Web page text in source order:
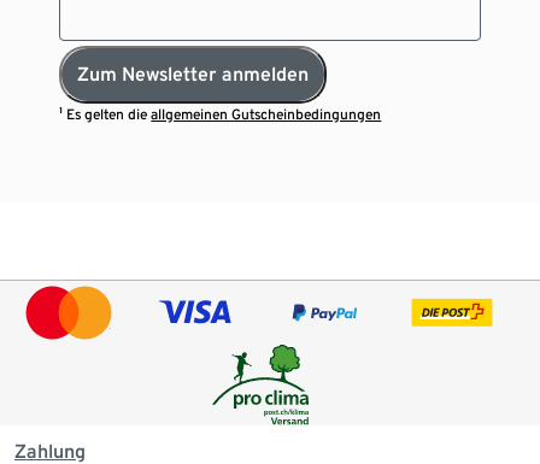
Zum Newsletter anmelden
¹ Es gelten dieallgemeinen Gutscheinbedingungen
Zahlung